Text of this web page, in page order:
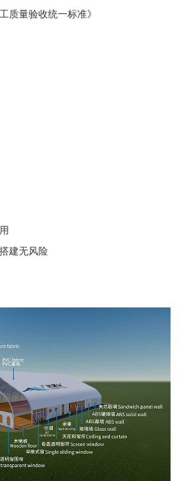
质量验收统一标准》
建无风险